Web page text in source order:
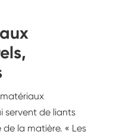
servent de liants
la matière. « Les